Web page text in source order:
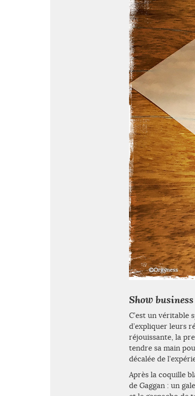
Show business
C’est un véritable
d’expliquer leurs
réjouissante, la
tendre sa main
décalée de
Après la coquille
de Gaggan : un